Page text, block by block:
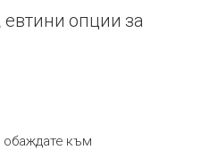
опции за
обаждате към